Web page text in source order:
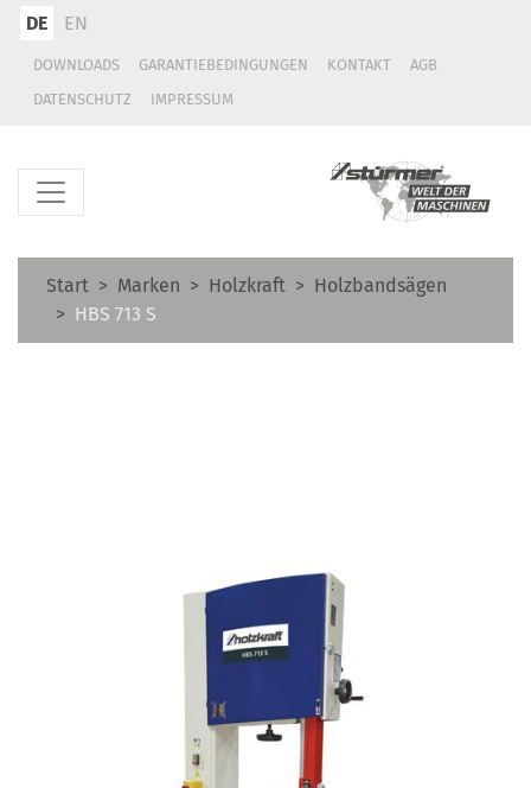
DE EN
DOWNLOADS GARANTIEBEDINGUNGEN KONTAKT
AGB
DATENSCHUTZ
IMPRESSUM
Start Marken Holzkraft
Holzbandsägen
HBS 713 S